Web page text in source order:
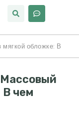
обложке: В
В чем